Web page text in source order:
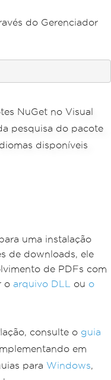
do Gerenciador
uma instalação
de downloads, ele
de PDFs com
o arquivo DLL ou o
consulte o guia
em
para Windows,